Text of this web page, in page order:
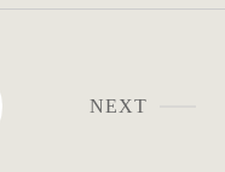
NEXT